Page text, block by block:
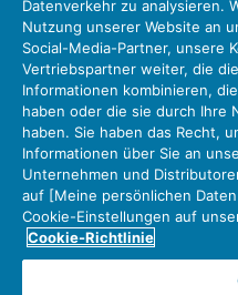
Unser Unternehmen
Unternehmen Informationen Neue
Produktinformation Neue Liste
Datenschutz
JAE-Cookie-
Über die Nutzung unserer Website
Policy for Official Social Media
Datenverkehr zu analysieren.
Nutzung unserer Website an
Social-Media-Partner, unsere
Vertriebspartner weiter, die
Informationen kombinieren,
haben oder die sie durch Ihre
haben. Sie haben das Recht,
Informationen über Sie an
Unternehmen und
auf [Meine persönlichen
Cookie-Einstellungen auf
Cookie-Richtlinie